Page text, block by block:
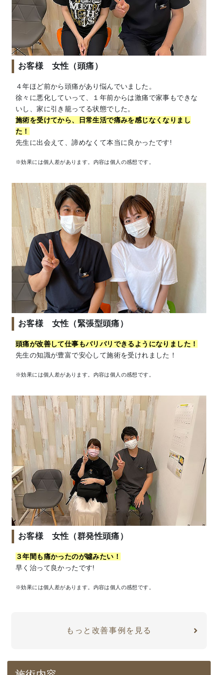
お客様 女性（頭痛）
４年ほど前から頭痛があり悩んでいました。
徐々に悪化していって、１年前からは激痛で家事もできな
いし、家に引き籠ってる状態でした。
施術を受けてから、日常生活で痛みを感じなくなりまし
た！
先生に出会えて、諦めなくて本当に良かったです!
※効果には個人差があります。内容は個人の感想です。
お客様 女性（緊張型頭痛）
頭痛が改善して仕事もバリバリできるようになりました！
先生の知識が豊富で安心して施術を受けれました！
※効果には個人差があります。内容は個人の感想です。
お客様 女性（群発性頭痛）
３年間も痛かったのが噓みたい！
早く治って良かったです!
※効果には個人差があります。内容は個人の感想です。
もっと改善事例を見る